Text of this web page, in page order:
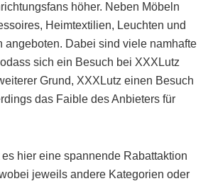
höher. Neben Möbeln
Heimtextilien, Leuchten und
angeboten. Dabei sind viele namhafte
sich ein Besuch bei XXXLutz
Grund, XXXLutz einen Besuch
das Faible des Anbieters für
hier eine spannende Rabattaktion
jeweils andere Kategorien oder